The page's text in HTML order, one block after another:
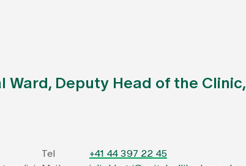
Ward, Deputy Head of the Clinic,
Tel
+41 44 397 22 45